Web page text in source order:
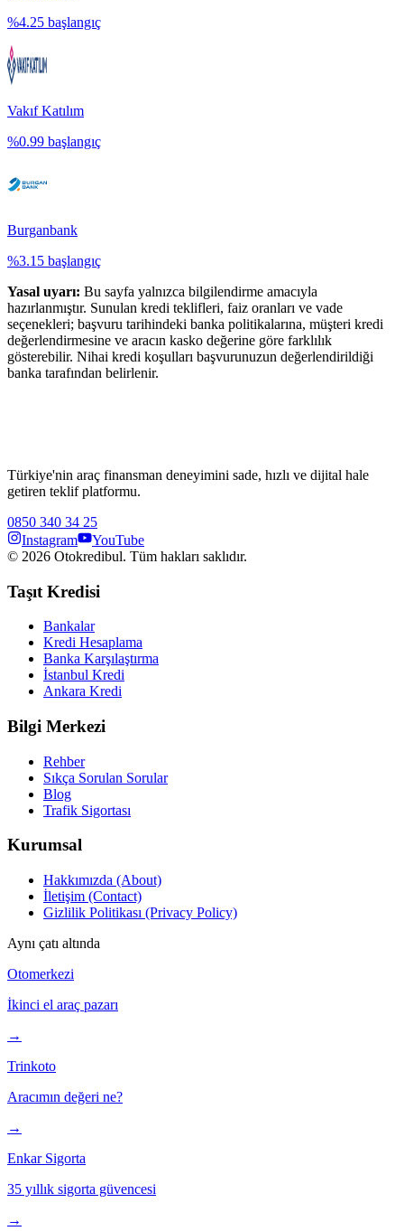
%4.25 başlangıç
Vakıf Katılım
%0.99 başlangıç
Burganbank
%3.15 başlangıç
Yasal uyarı: Bu sayfa yalnızca bilgilendirme amacıyla
hazırlanmıştır. Sunulan kredi teklifleri, faiz oranları ve vade
seçenekleri; başvuru tarihindeki banka politikalarına, müşteri kredi
değerlendirmesine ve aracın kasko değerine göre farklılık
gösterebilir. Nihai kredi koşulları başvurunuzun değerlendirildiği
banka tarafından belirlenir.
Türkiye'nin araç finansman deneyimini sade, hızlı ve dijital hale
getiren teklif platformu.
0850 340 34 25
Instagram
YouTube
© 2026 Otokredibul. Tüm hakları saklıdır.
Taşıt Kredisi
Bankalar
Kredi Hesaplama
Banka Karşılaştırma
İstanbul Kredi
Ankara Kredi
Bilgi Merkezi
Rehber
Sıkça Sorulan Sorular
Blog
Trafik Sigortası
Kurumsal
Hakkımızda (About)
İletişim (Contact)
Gizlilik Politikası (Privacy Policy)
Aynı çatı altında
Otomerkezi
İkinci el araç pazarı
→
Trinkoto
Aracımın değeri ne?
→
Enkar Sigorta
35 yıllık sigorta güvencesi
→